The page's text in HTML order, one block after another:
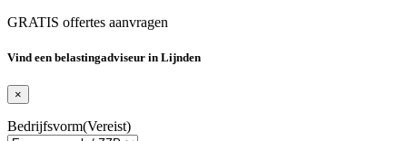
GRATIS offertes aanvragen
Vind een belastingadviseur in Lijnden
×
Bedrijfsvorm(Vereist)